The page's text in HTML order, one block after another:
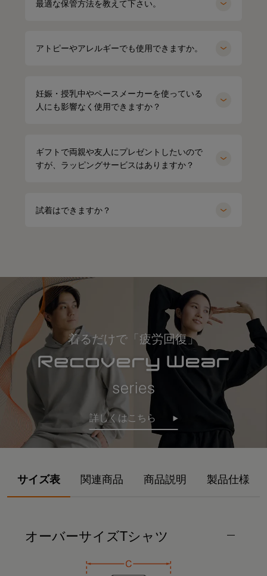
最適な保管方法を教えて下さい。
アトピーやアレルギーでも使用できますか。
妊娠・授乳中やペースメーカーを使っている
人にも影響なく使用できますか？
ギフトで両親や友人にプレゼントしたいので
すが、ラッピングサービスはありますか？
試着はできますか？
着るだけで「疲労回復」
詳しくはこちら
サイズ表 関連商品 商品説明 製品仕様
オーバーサイズTシャツ